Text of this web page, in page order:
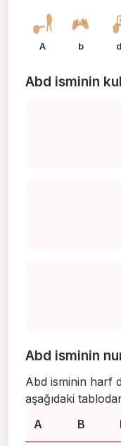
A b d
Abd isminin
Abd isminin
Abd isminin harf
aşağıdaki
A
B